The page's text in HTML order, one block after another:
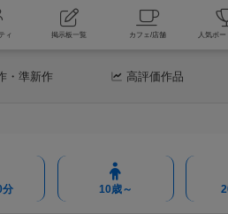
コミュニティ 掲示板一覧 カフ
・準新作 高評価作品
分 10歳～